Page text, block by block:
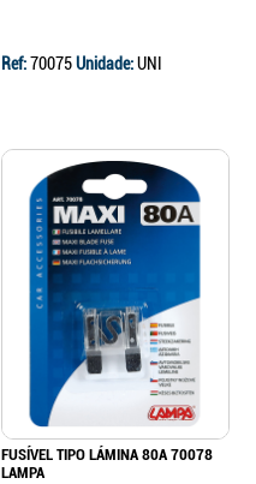
Ref:70075Unidade:UNI
FUSÍVEL TIPO LÁMINA 80A 70078
LAMPA